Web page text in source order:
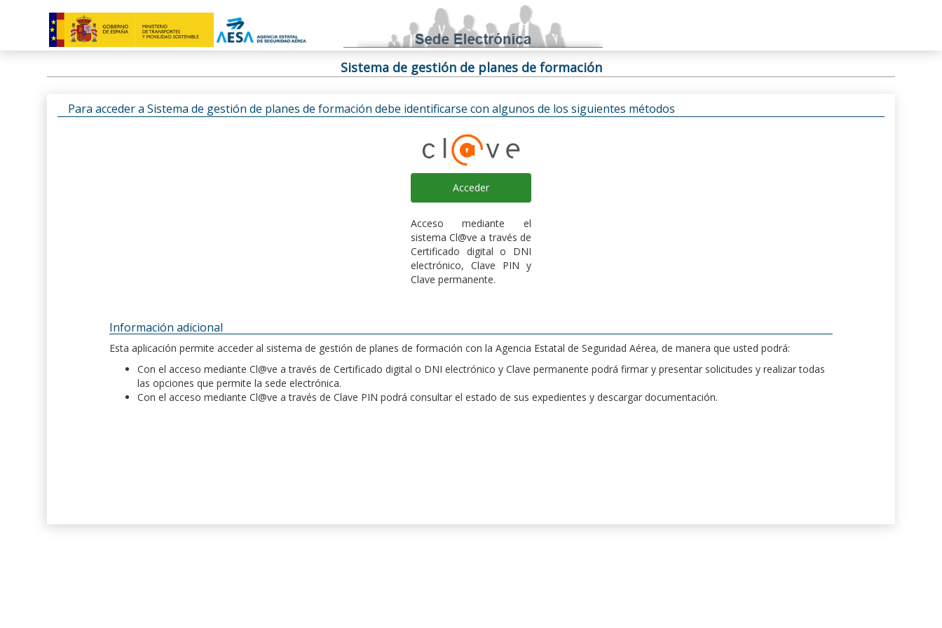
Sistema de gestión de planes de formación
Para acceder a Sistema de gestión de planes de formación debe identificarse con algunos de los siguientes métodos
Acceder
Acceso mediante el
sistema Cl@ve a través de
Certificado digital o DNI
electrónico, Clave PIN y
Clave permanente.
Información adicional
Esta aplicación permite acceder al sistema de gestión de planes de formación con la Agencia Estatal de Seguridad Aérea, de manera que usted podrá:
Con el acceso mediante Cl@ve a través de Certificado digital o DNI electrónico y Clave permanente podrá firmar y presentar solicitudes y realizar todas
las opciones que permite la sede electrónica.
Con el acceso mediante Cl@ve a través de Clave PIN podrá consultar el estado de sus expedientes y descargar documentación.